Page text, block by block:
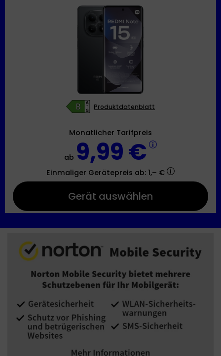
Produktdatenblatt
Monatlicher Tarifpreis
ab 9,99 €
Einmaliger Gerätepreis ab: 1,– €
Gerät auswählen